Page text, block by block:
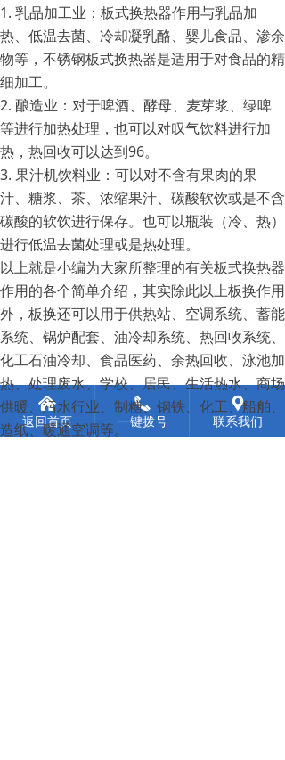
1. 乳品加工业：板式换热器作用与乳品加
热、低温去菌、冷却凝乳酪、婴儿食品、渗余
物等，不锈钢板式换热器是适用于对食品的精
细加工。
2. 酿造业：对于啤酒、酵母、麦芽浆、绿啤
等进行加热处理，也可以对叹气饮料进行加
热，热回收可以达到96。
3. 果汁机饮料业：可以对不含有果肉的果
汁、糖浆、茶、浓缩果汁、碳酸软饮或是不含
碳酸的软饮进行保存。也可以瓶装（冷、热）
进行低温去菌处理或是热处理。
以上就是小编为大家所整理的有关板式换热器
作用的各个简单介绍，其实除此以上板换作用
外，板换还可以用于供热站、空调系统、蓄能
系统、锅炉配套、油冷却系统、热回收系统、
化工石油冷却、食品医药、余热回收、泳池加
热、处理废水、学校、居民、生活热水、商场
供暖、污水行业、制糖、钢铁、化工、船舶、
造纸、暖通空调等。
낀
返回首页
끅
一键拨号
끇
联系我们